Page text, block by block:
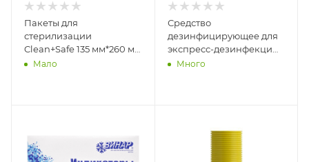
Пакеты для
стерилизации
Clean+Safe 135 мм*260 мм
(200шт.)
Мало
Средство
дезинфицирующее для
экспресс-дезинфекци
AKSIAT / АКСИАТ спрей
Много